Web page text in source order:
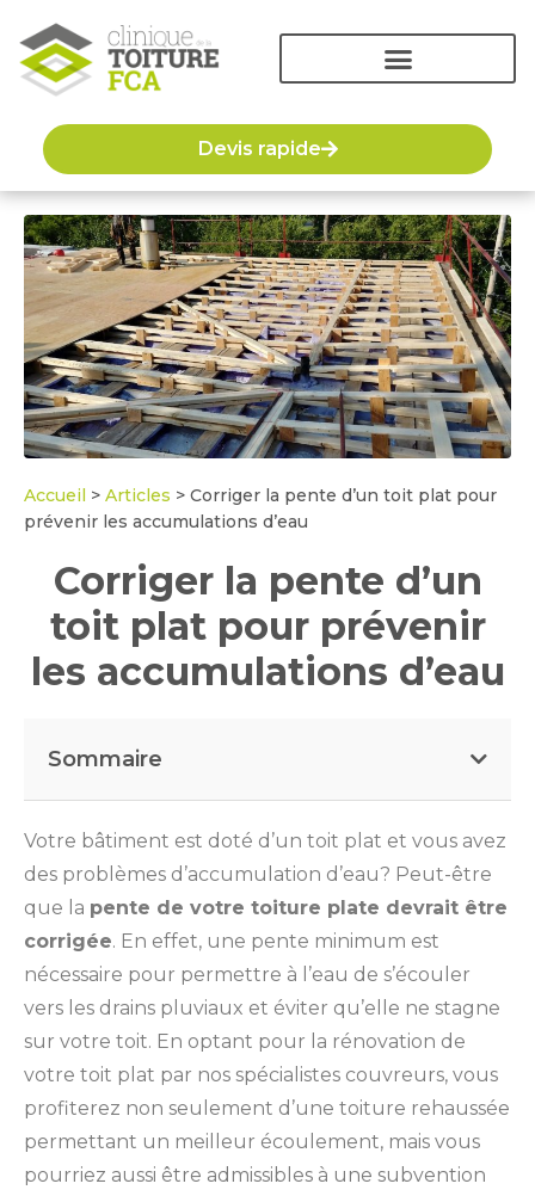
Devis rapide
Accueil > Articles > Corriger la pente d’un toit plat pour
prévenir les accumulations d’eau
Corriger la pente d’un
toit plat pour prévenir
les accumulations d’eau
Sommaire
Votre bâtiment est doté d’un toit plat et vous avez
des problèmes d’accumulation d’eau? Peut-être
que la pente de votre toiture plate devrait être
corrigée. En effet, une pente minimum est
nécessaire pour permettre à l’eau de s’écouler
vers les drains pluviaux et éviter qu’elle ne stagne
sur votre toit. En optant pour la rénovation de
votre toit plat par nos spécialistes couvreurs, vous
profiterez non seulement d’une toiture rehaussée
permettant un meilleur écoulement, mais vous
pourriez aussi être admissibles à une subvention